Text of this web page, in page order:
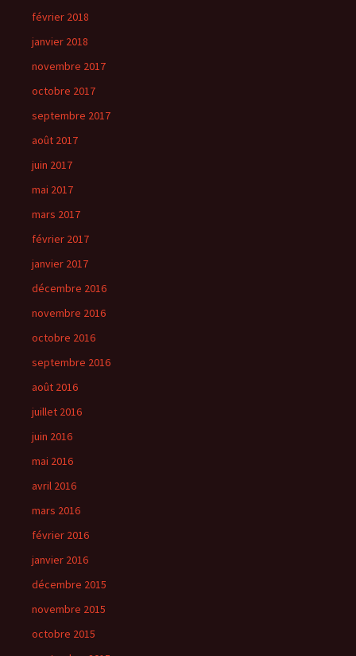
février 2018
janvier 2018
novembre 2017
octobre 2017
septembre 2017
août 2017
juin 2017
mai 2017
mars 2017
février 2017
janvier 2017
décembre 2016
novembre 2016
octobre 2016
septembre 2016
août 2016
juillet 2016
juin 2016
mai 2016
avril 2016
mars 2016
février 2016
janvier 2016
décembre 2015
novembre 2015
octobre 2015